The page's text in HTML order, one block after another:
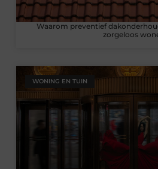
Waarom preventief
zorgeloos
WONING EN TUIN